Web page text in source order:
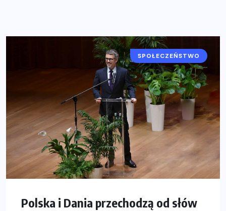
SPOŁECZEŃSTWO
Polska i Dania przechodzą od słów